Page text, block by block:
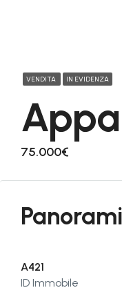
VENDITA IN EVIDENZA
75.000€
A421
ID Immobile